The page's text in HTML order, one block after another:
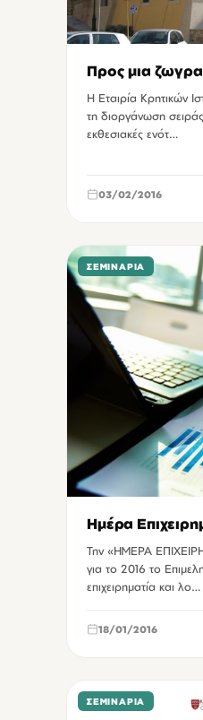
Προς μια
Η Εταιρία Κρητικών
τη διοργάνωση
εκθεσιακές ενότ…
03/02/2016
ΣΕΜΙΝΆΡΙΑ
Ημέρα
Την «ΗΜΕΡΑ
για το 2016 το
επιχειρηματία και λο…
18/01/2016
ΣΕΜΙΝΆΡΙΑ